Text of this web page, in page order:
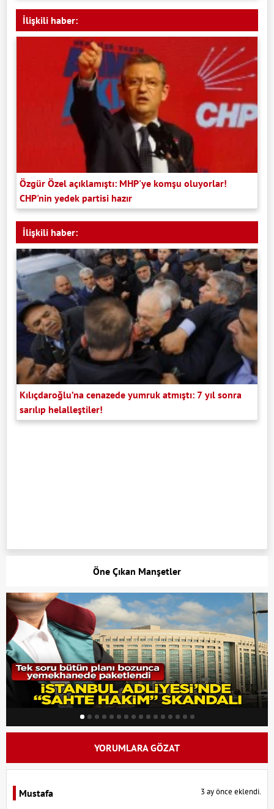
İlişkili haber:
Özgür Özel açıklamıştı: MHP'ye komşu oluyorlar!
CHP'nin yedek partisi hazır
İlişkili haber:
Kılıçdaroğlu’na cenazede yumruk atmıştı: 7 yıl sonra
sarılıp helalleştiler!
Öne Çıkan Manşetler
YORUMLARA GÖZAT
Mustafa 3 ay önce eklendi.